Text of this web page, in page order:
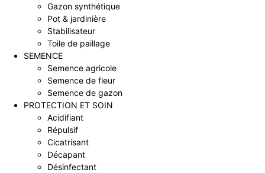
Gazon synthétique
Pot & jardinière
Stabilisateur
Toile de paillage
SEMENCE
Semence agricole
Semence de fleur
Semence de gazon
PROTECTION ET SOIN
Acidifiant
Répulsif
Cicatrisant
Décapant
Désinfectant